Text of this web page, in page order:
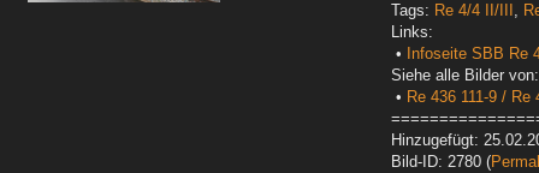
Tags: Re 4/4 II/III ,
Links:
•
Infoseite SBB Re
Siehe alle Bilder von:
• Re 436 111-9 / Re
Hinzugefügt:
Bild-ID: 2780 (